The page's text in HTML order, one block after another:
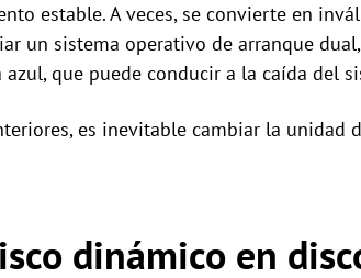
estable. A veces, se convierte en
un sistema operativo de arranque
que puede conducir a la caída del
es inevitable cambiar la unidad
dinámico en